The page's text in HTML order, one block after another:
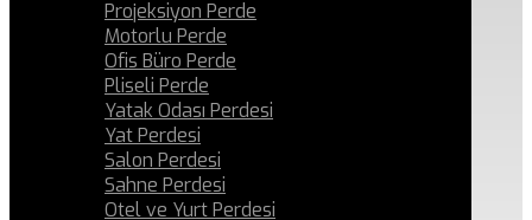
Projeksiyon Perde
Motorlu Perde
Ofis Büro Perde
Pliseli Perde
Yatak Odası Perdesi
Yat Perdesi
Salon Perdesi
Sahne Perdesi
Otel ve Yurt Perdesi